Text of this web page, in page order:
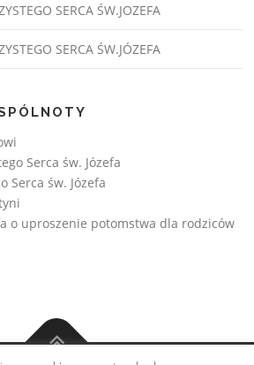
SERCA ŚW.JOZEFA
SERCA ŚW.JÓZEFA
Serca św. Józefa
Serca św. Józefa
o uproszenie potomstwa dla rodziców